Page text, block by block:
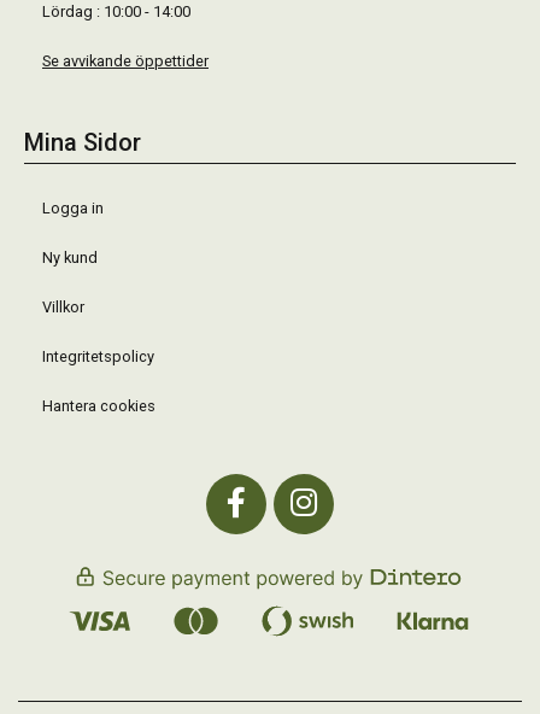
Lördag : 10:00 - 14:00
Se avvikande öppettider
Mina Sidor
Logga in
Ny kund
Villkor
Integritetspolicy
Hantera cookies